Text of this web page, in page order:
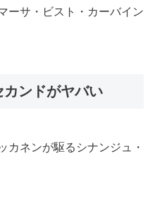
ーサ・ビスト・カーバイン
ンドがヤバい
カネンが駆るシナンジュ・